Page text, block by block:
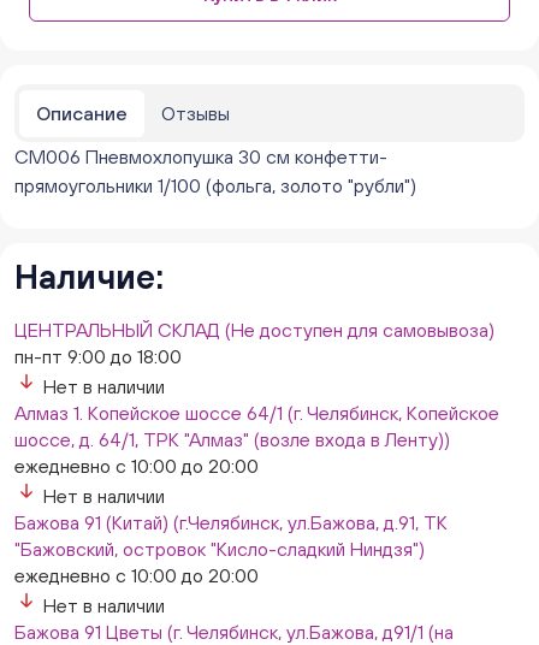
Нет в наличии
ежедневно с 10:00 до 20:00
Нет в наличии
Нет в наличии
Молния Зоопарк - Труда,166 (ул. Труда,166/5)
ежедневно с 10:00 до 20:00
Нет в наличии
Черкасская, д.17/1, за ТК "Невский")
ежедневно с 10:00 до 20:00
Нет в наличии
Овчинникова, д 12 (Челябинск, улица Овчинникова,
12А)
ежедневно с 10:00 до 20:00
Нет в наличии
Слава. Копейск, пр.Славы 8/1 (Копейск, пр. Славы
8/1, ТЦ "Слава")
ежедневно с 10:00 до 20:00
Описание
Отзывы
CM006 Пневмохлопушка 30 см конфетти-
прямоугольники 1/100 (фольга, золото "рубли")
Наличие:
ЦЕНТРАЛЬНЫЙ СКЛАД (Не доступен для самовывоза)
пн-пт 9:00 до 18:00
Нет в наличии
Алмаз 1. Копейское шоссе 64/1 (г. Челябинск, Копейское
шоссе, д. 64/1, ТРК "Алмаз" (возле входа в Ленту))
ежедневно с 10:00 до 20:00
Нет в наличии
Бажова 91 (Китай) (г.Челябинск, ул.Бажова, д.91, ТК
"Бажовский, островок "Кисло-сладкий Ниндзя")
ежедневно с 10:00 до 20:00
Нет в наличии
Бажова 91 Цветы (г. Челябинск, ул.Бажова, д91/1 (на